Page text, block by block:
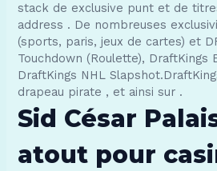
stack de exclusive punt et de
address . De nombreuses
(sports, paris, jeux de cartes) et
Touchdown (Roulette), DraftKings
DraftKings NHL
drapeau pirate , et ainsi sur .
Sid César
atout pour